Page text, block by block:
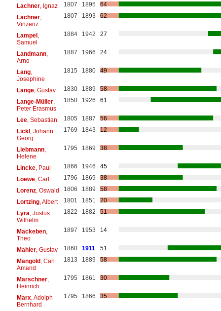
Lachner, Ignaz 1807 1895
64
Lachner,
Vinzenz
1807 1893 62
Lampel,
Samuel
1884 1942 27
Landmann,
Arno
1887 1966 24
Lang,
Josephine
1815 1880 49
Lange, Gustav 1830 1889
58
Lange-Müller,
Peter Erasmus
1850 1926 61
Lee, Sebastian 1805 1887
56
Lickl, Johann
Georg
1769 1843 12
Liebmann,
Helene
1795 1869 38
Lincke, Paul 1866 1946
45
Loewe, Carl 1796 1869
38
Lorenz, Oswald 1806 1889
58
Lortzing, Albert 1801 1851
20
Lyra , Justus
Wilhelm
1822 1882 51
Mackeben,
Theo
1897 1953 14
Mahler, Gustav 1860 1911
51
Mangold, Carl
Amand
1813 1889 58
Marschner,
Heinrich
1795 1861 30
Marx, Adolph
Bernhard
1795 1866 35